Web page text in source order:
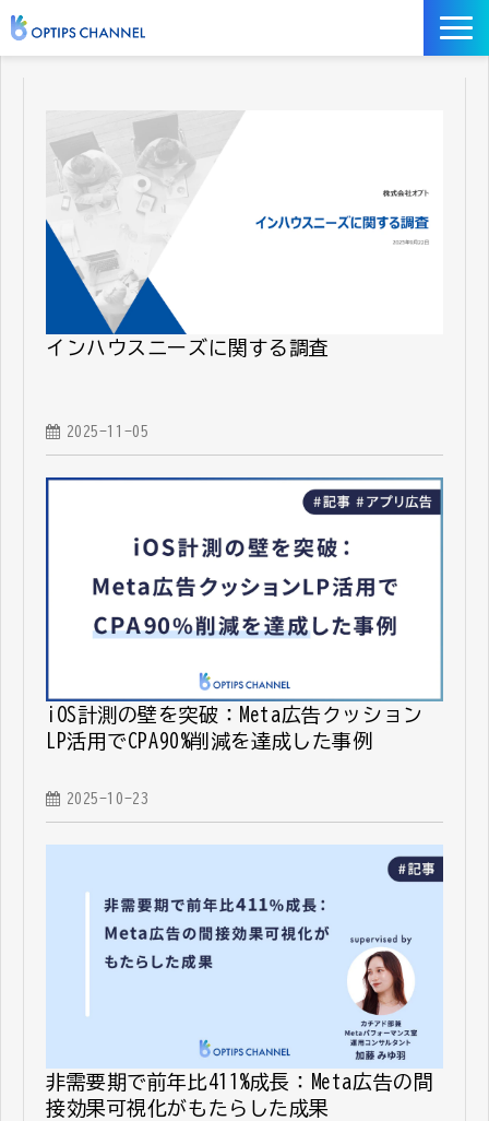
お役立ち資料
イベント
サービス／ツール
インハウスニーズに関する調査
2025-11-05
iOS計測の壁を突破：Meta広告クッション
LP活用でCPA90%削減を達成した事例
2025-10-23
非需要期で前年比411%成長：Meta広告の間
接効果可視化がもたらした成果